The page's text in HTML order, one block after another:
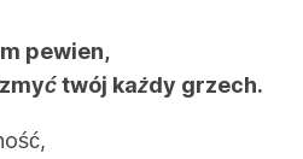
pewien,
twój każdy grzech.